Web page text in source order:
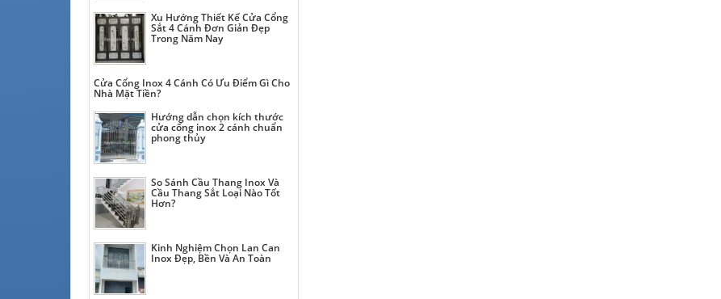
Xu Hướng Thiết Kế Cửa Cổng
Sắt 4 Cánh Đơn Giản Đẹp
Trong Năm Nay
Cửa Cổng Inox 4 Cánh Có Ưu Điểm Gì Cho
Nhà Mặt Tiền?
Hướng dẫn chọn kích thước
cửa cổng inox 2 cánh chuẩn
phong thủy
So Sánh Cầu Thang Inox Và
Cầu Thang Sắt Loại Nào Tốt
Hơn?
Kinh Nghiệm Chọn Lan Can
Inox Đẹp, Bền Và An Toàn